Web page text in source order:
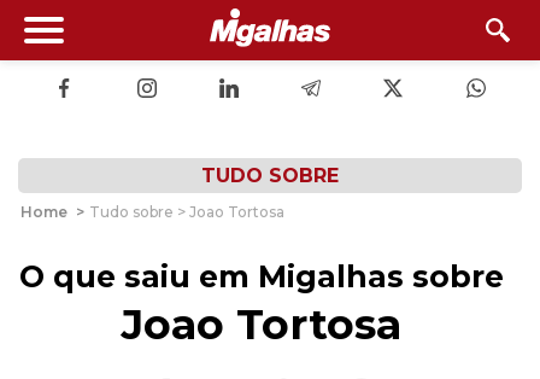
TUDO SOBRE
Home > Tudo sobre > Joao Tortosa
O que saiu em Migalhas sobre
Joao Tortosa